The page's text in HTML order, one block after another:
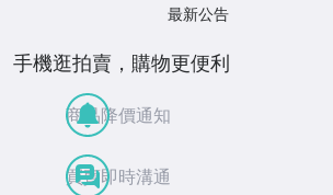
最新公告
手機逛拍賣，購物更便利
商品降價通知
買賣即時溝通